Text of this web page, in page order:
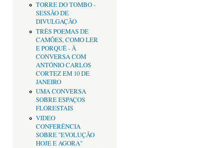
TORRE DO TOMBO -
SESSÃO DE
DIVULGAÇÃO
TRÊS POEMAS DE
CAMÕES, COMO LER
E PORQUÊ - À
CONVERSA COM
ANTÓNIO CARLOS
CORTEZ EM 10 DE
JANEIRO
UMA CONVERSA
SOBRE ESPAÇOS
FLORESTAIS
VIDEO
CONFERÊNCIA
SOBRE "EVOLUÇÃO
HOJE E AGORA"